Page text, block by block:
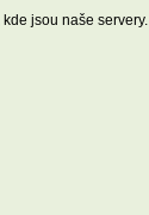
jsou naše servery.